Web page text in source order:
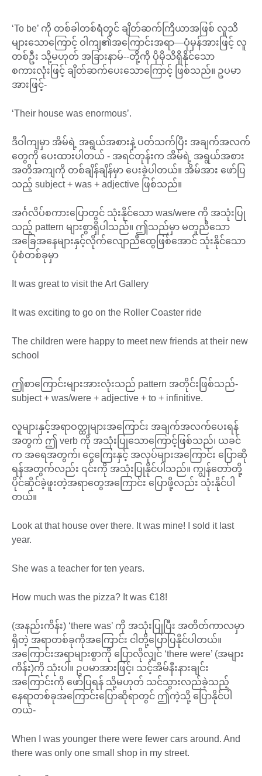
‘To be’ ကို တစ်ခါတစ်ရံတွင် ချိတ်ဆက်ကြိယာအဖြစ် လူသိ
များသောကြောင့် ဝါကျ၏အကြောင်းအရာ—ပုံမှန်အားဖြင့် လူ
တစ်ဦး သို့မဟုတ် အခြားနာမ်--တို့ကို ပိုမိုသိရှိနိုင်သော
စကားလုံးဖြင့် ချိတ်ဆက်ပေးသောကြောင့် ဖြစ်သည်။ ဥပမာ
အားဖြင့်-
‘Their house was enormous’.
ဒီဝါကျမှာ အိမ်ရဲ့ အရွယ်အစားနဲ့ ပတ်သက်ပြီး အချက်အလက်
တွေကို ပေးထားပါတယ် - အရင်တုန်းက အိမ်ရဲ့ အရွယ်အစား
အတိအကျကို တစ်ချိန်ချိန်မှာ ပေးခဲ့ပါတယ်။ အိမ်အား ဖော်ပြ
သည့် subject + was + adjective ဖြစ်သည်။
အင်္ဂလိပ်စကားပြောတွင် သုံးနိုင်သော was/were ကို အသုံးပြု
သည့် pattern များစွာရှိပါသည်။ ဤသည်မှာ မတူညီသော
အခြေအနေများနှင့်လိုက်လျောညီထွေဖြစ်အောင် သုံးနိုင်သော
ပုံစံတစ်ခုမှာ
It was great to visit the Art Gallery
It was exciting to go on the Roller Coaster ride
The children were happy to meet new friends at their new
school
ဤစာကြောင်းများအားလုံးသည် pattern အတိုင်းဖြစ်သည်-
subject + was/were + adjective + to + infinitive.
လူများနှင့်အရာဝတ္ထုများအကြောင်း အချက်အလက်ပေးရန်
အတွက် ဤ verb ကို အသုံးပြုသောကြောင့်ဖြစ်သည်၊ ယခင်
က အရေအတွက်၊ ငွေကြေးနှင့် အလုပ်များအကြောင်း ပြောဆို
ရန်အတွက်လည်း ၎င်းကို အသုံးပြုနိုင်ပါသည်။ ကျွန်တော်တို့
ပိုင်ဆိုင်ခဲ့ဖူးတဲ့အရာတွေအကြောင်း ပြောဖို့လည်း သုံးနိုင်ပါ
တယ်။
Look at that house over there. It was mine! I sold it last
year.
She was a teacher for ten years.
How much was the pizza? It was €18!
(အနည်းကိန်း) ‘there was’ ကို အသုံးပြုပြီး အတိတ်ကာလမှာ
ရှိတဲ့ အရာတစ်ခုကိုအကြောင်း ငါတို့ပြောပြနိုင်ပါတယ်။
အကြောင်းအရာများစွာကို ပြောလိုလျှင် ‘there were’ (အများ
ကိန်း)ကို သုံးပါ။ ဥပမာအားဖြင့်၊ သင့်အိမ်နီးနားချင်း
အကြောင်းကို ဖော်ပြရန် သို့မဟုတ် သင်သွားလည်ခဲ့သည့်
နေရာတစ်ခုအကြောင်းပြောဆိုရာတွင် ဤကဲ့သို့ ပြောနိုင်ပါ
တယ်-
When I was younger there were fewer cars around. And
there was only one small shop in my street.